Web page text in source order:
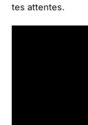
tes attentes.